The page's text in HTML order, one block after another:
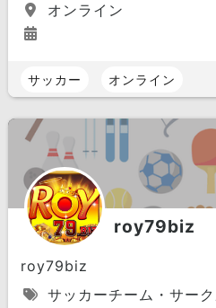
オンライン
サッカー オンライン
roy79biz
roy79biz
サッカーチーム・サー